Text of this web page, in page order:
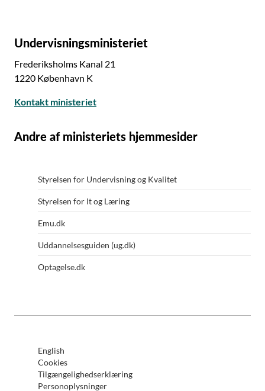
Undervisningsministeriet
Frederiksholms Kanal 21
1220 København K
Kontakt ministeriet
Andre af ministeriets hjemmesider
Styrelsen for Undervisning og Kvalitet
Styrelsen for It og Læring
Emu.dk
Uddannelsesguiden (ug.dk)
Optagelse.dk
English
Cookies
Tilgængelighedserklæring
Personoplysninger